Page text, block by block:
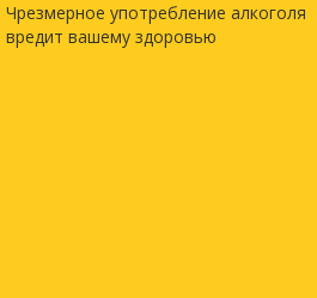
Чрезмерное употребление алкоголя
вредит вашему здоровью